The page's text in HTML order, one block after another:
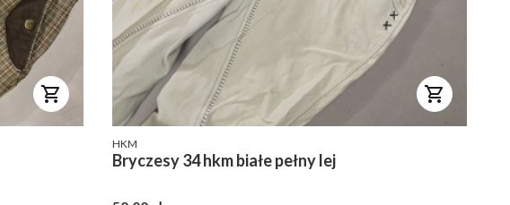
PRODUCENT
HKM
Bryczesy 34 hkm białe pełny lej